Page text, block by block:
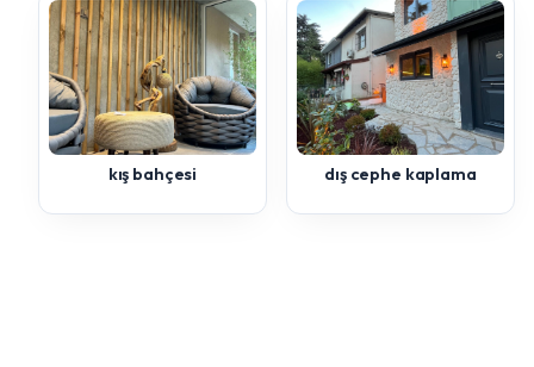
kış bahçesi dış cephe kaplama